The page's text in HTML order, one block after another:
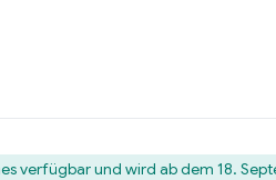
verfügbar und wird ab dem 18.